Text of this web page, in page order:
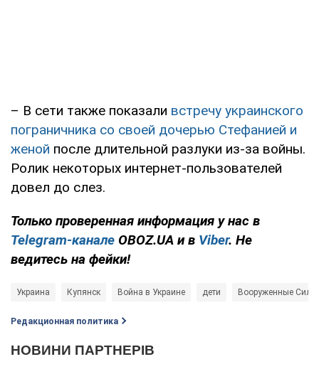
– В сети также показали встречу украинского
пограничника со своей дочерью Стефанией и
женой после длительной разлуки из-за войны.
Ролик некоторых интернет-пользователей
довел до слез.
Только проверенная информация у нас в
Telegram-канале OBOZ.UA и в Viber. Не
ведитесь на фейки!
Украина Купянск Война в Украине дети Вооруженные
Редакционная политика